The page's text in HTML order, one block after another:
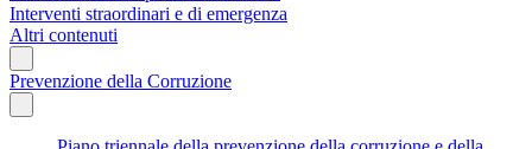
Interventi straordinari e di emergenza
Altri contenuti
Prevenzione della Corruzione